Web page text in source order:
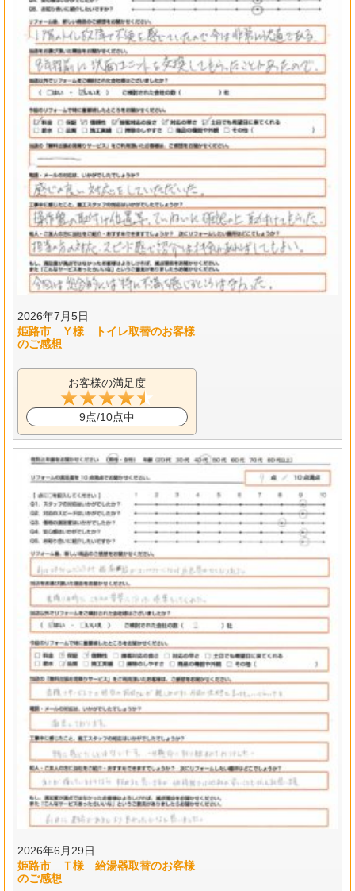
2026年7月5日
姫路市 Ｙ様 トイレ取替のお客様
のご感想
お客様の満足度
9点/10点中
2026年6月29日
姫路市 Ｔ様 給湯器取替のお客様
のご感想